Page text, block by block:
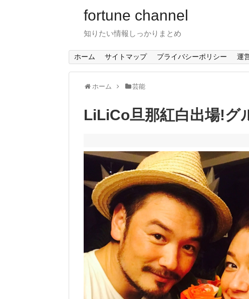
fortune channel
知りたい情報しっかりまとめ
ホーム サイトマップ プライバシーポリシー 運
ホーム 芸能
LiLiCo旦那紅白出場!グ